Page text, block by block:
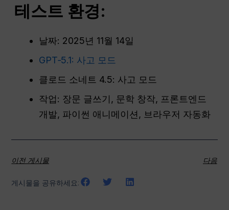
테스트 환경:
날짜: 2025년 11월 14일
GPT‑5.1: 사고 모드
클로드 소네트 4.5: 사고 모드
작업: 장문 글쓰기, 문학 창작, 프론트엔드
개발, 파이썬 애니메이션, 브라우저 자동화
이전 게시물 다음
게시물을 공유하세요: